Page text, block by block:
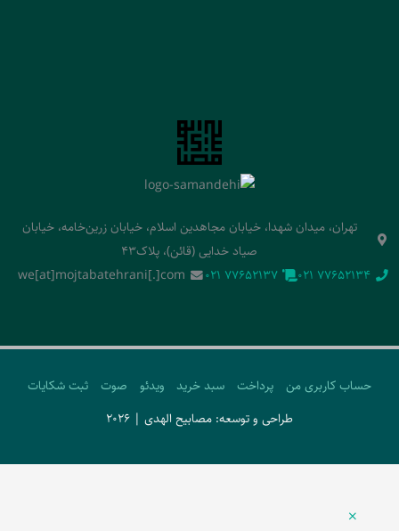
تهران، میدان شهدا، خیابان مجاهدین اسلام، خیابان زرین‌خامه، خیابان
صیاد خدایی (قائن)، پلاک43
‭021 77652134‬
‭021 77652137‬
we[at]mojtabatehrani[.]com
حساب کاربری من پرداخت سبد خرید ویدئو صوت
ثبت شکایات
طراحی و توسعه: مصابیح الهدی | 2026